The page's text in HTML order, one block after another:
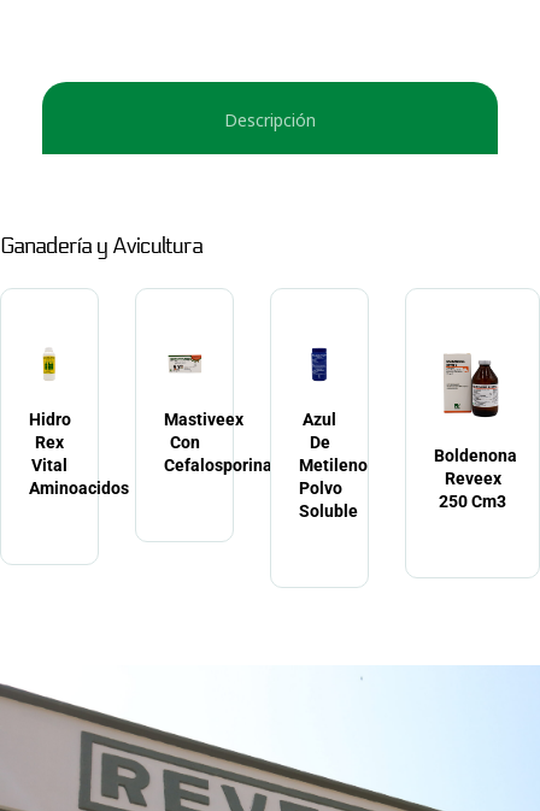
Descripción
Ganadería y Avicultura
Hidro
Rex
Vital
Aminoacidos
Mastiveex
Con
Cefalosporina
Azul
De
Metileno
Polvo
Soluble
Boldenona
Reveex
250 Cm3
LABORATORIOS
REVEEX
DE VENEZUELA, CA